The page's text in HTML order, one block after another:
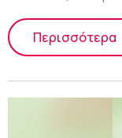
Περισσότερα